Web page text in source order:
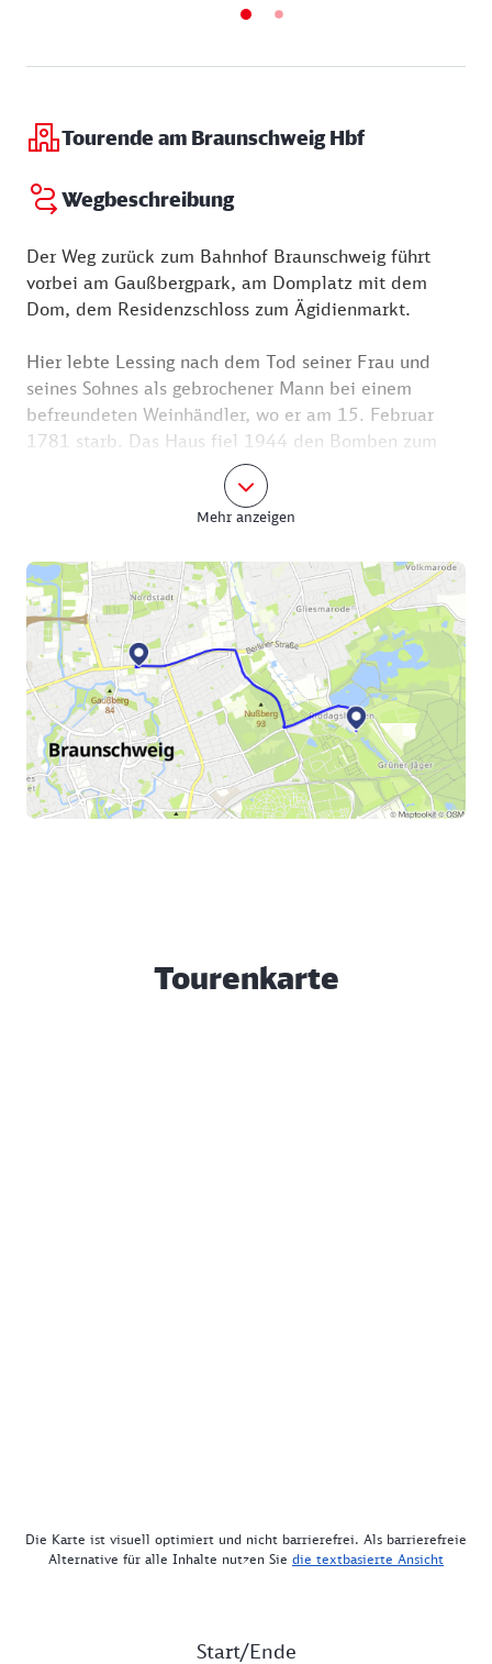
Museums liegt auf dem Erfassen und Beschreiben
die hier zusammengekommene Sammlung, die durch
weltweite Grabungen erweitert wird.
Tourende am Braunschweig Hbf
Wegbeschreibung
Der Weg zurück zum Bahnhof Braunschweig führt
vorbei am Gaußbergpark, am Domplatz mit dem
Dom, dem Residenzschloss zum Ägidienmarkt.
Hier lebte Lessing nach dem Tod seiner Frau und
seines Sohnes als gebrochener Mann bei einem
befreundeten Weinhändler, wo er am 15. Februar
1781 starb. Das Haus fiel 1944 den Bomben zum
Opfer. Das heutige Fachwerkhaus am Sterbeort ist
entfernt, wurde am 29. September 1853 die
überlebensgroße Bronzefigur Lessings aufgestellt.
Beigesetzt wurde Lessing auf dem Magnifriedhof.
Die Tour führt weiter durch die Innenstadt, wo
zahlreiche Cafés und Restaurant Möglichkeiten zur
Rast bieten. Vom Lessingplatz ist es nicht mehr weit
bis zum Hauptbahnhof und zum Radverleih.
Mehr anzeigen
Tourenkarte
Die Karte ist visuell optimiert und nicht barrierefrei. Als barrierefreie
Alternative für alle Inhalte nutzen Sie die textbasierte Ansicht
Start/Ende